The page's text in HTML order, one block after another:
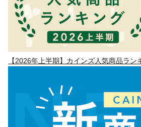
【2026年上半期】カインズ人気商品ラン